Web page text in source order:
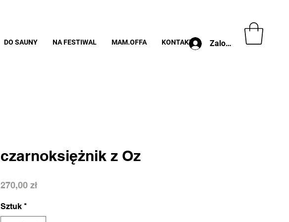
Zaloguj
DO SAUNY NA FESTIWAL MAM.OFFA KONTAKT
czarnoksiężnik z Oz
270,00 złCena
Sztuk *